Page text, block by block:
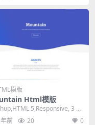
模版
Html模版
5,Responsive, 3 Co
前 20 0